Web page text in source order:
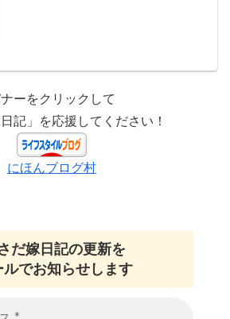
ーをクリックして
日記」を応援してください！
にほんブログ村
だ嫁日記の更新を
ルでお知らせします